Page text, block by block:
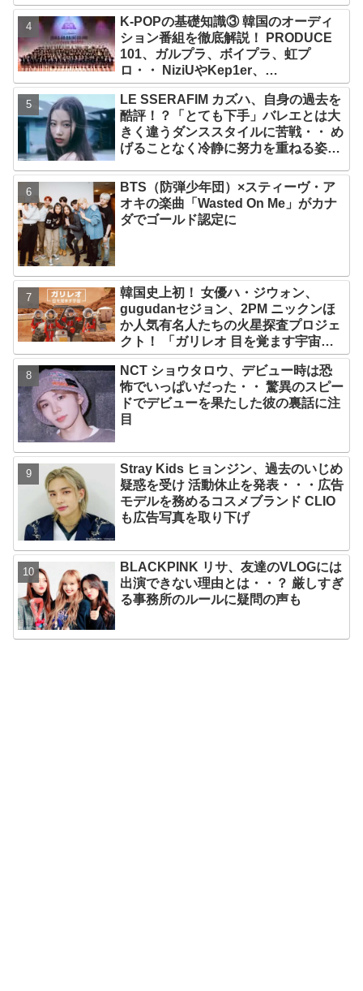
dies!」と微笑みの宣言！ ADOR側、
2029年まで契約有効と主張
K-POPの基礎知識③ 韓国のオーディ
ション番組を徹底解説！ PRODUCE
101、ガルプラ、ボイプラ、虹プ
ロ・・ NiziUやKep1er、
ZEROBASEONEら人気グループが
続々と誕生！ JO1やINI、ME:Iを生ん
だ日プまで一挙紹介
LE SSERAFIM カズハ、自身の過去を
酷評！？「とても下手」バレエとは大
きく違うダンススタイルに苦戦・・ め
げることなく冷静に努力を重ねる姿に
BTS（防弾少年団）×スティーヴ・ア
オキの楽曲「Wasted On Me」がカナ
ダでゴールド認定に
韓国史上初！ 女優ハ・ジウォン、
gugudanセジョン、2PM ニックンほ
か人気有名人たちの火星探査プロジェ
クト！ 「ガリレオ 目を覚ます宇宙」
10月10日（水）日本初放送決定
NCT ショウタロウ、デビュー時は恐
怖でいっぱいだった・・ 驚異のスピー
ドでデビューを果たした彼の裏話に注
目
Stray Kids ヒョンジン、過去のいじめ
疑惑を受け 活動休止を発表・・・広告
モデルを務めるコスメブランド CLIO
も広告写真を取り下げ
BLACKPINK リサ、友達のVLOGには
出演できない理由とは・・？ 厳しすぎ
る事務所のルールに疑問の声も